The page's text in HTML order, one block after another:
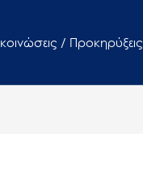
/ Προκηρύξεις